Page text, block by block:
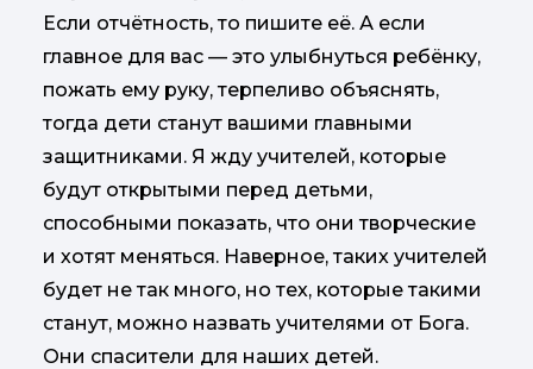
Если отчётность, то пишите её. А если
главное для вас — это улыбнуться ребёнку,
пожать ему руку, терпеливо объяснять,
тогда дети станут вашими главными
защитниками. Я жду учителей, которые
будут открытыми перед детьми,
способными показать, что они творческие
и хотят меняться. Наверное, таких учителей
будет не так много, но тех, которые такими
станут, можно назвать учителями от Бога.
Они спасители для наших детей.